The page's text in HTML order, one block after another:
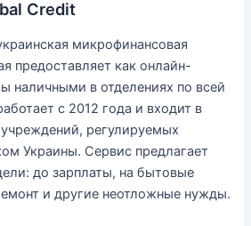
Credit
микрофинансовая
предоставляет как онлайн-
наличными в отделениях по всей
с 2012 года и входит в
регулируемых
Украины. Сервис предлагает
до зарплаты, на бытовые
и другие неотложные нужды.